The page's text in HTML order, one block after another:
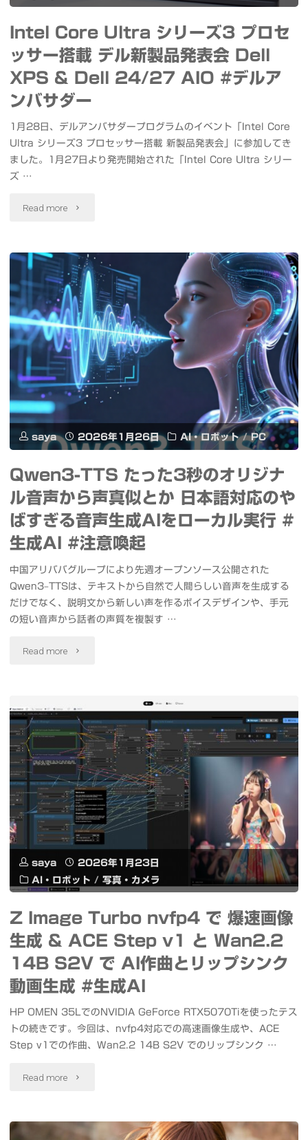
で
ホ
ロ
グ
ラ
ド
ル
と
チ
ャ
ッ
ト
Ollama
faster-
whisper
Voicevox
ChatDollKit
Intel Core Ultra シリーズ3 プロセ
ッサー搭載 デル新製品発表会 Dell
XPS & Dell 24/27 AIO #デルア
ンバサダー
1月28日、デルアンバサダープログラムのイベント「Intel Core
Ultra シリーズ3 プロセッサー搭載 新製品発表会」に参加してき
ました。1月27日より発売開始された「Intel Core Ultra シリー
ズ …
Read more "Intel
Ultra
シ
リ
ー
ズ
3
プ
セ
サ
ー
搭
載
デ
製
品
発
表
会
Dell
XPS
&
Dell
24/27
#
saya 2026年1月26日 AI・ロボット / PC
Qwen3-TTS たった3秒のオリジナ
ル音声から声真似とか 日本語対応のや
ばすぎる音声生成AIをローカル実行 #
生成AI #注意喚起
中国アリババグループにより先週オープンソース公開された
Qwen3–TTSは、テキストから自然で人間らしい音声を生成する
だけでなく、説明文から新しい声を作るボイスデザインや、手元
の短い音声から話者の声質を複製す …
Read more "Qwen3-
っ
た
3
秒
の
オ
ジ
ル
音
声
saya
2026年1月23日
AI・ロボット / 写真・カメラ
Z Image Turbo nvfp4 で 爆速画像
生成 & ACE Step v1 と Wan2.2
14B S2V で AI作曲とリップシンク
動画生成 #生成AI
HP OMEN 35LでのNVIDIA GeForce RTX5070Tiを使ったテス
トの続きです。今回は、nvfp4対応での高速画像生成や、ACE
Step v1での作曲、Wan2.2 14B S2V でのリップシンク …
Read more "Z
Turbo